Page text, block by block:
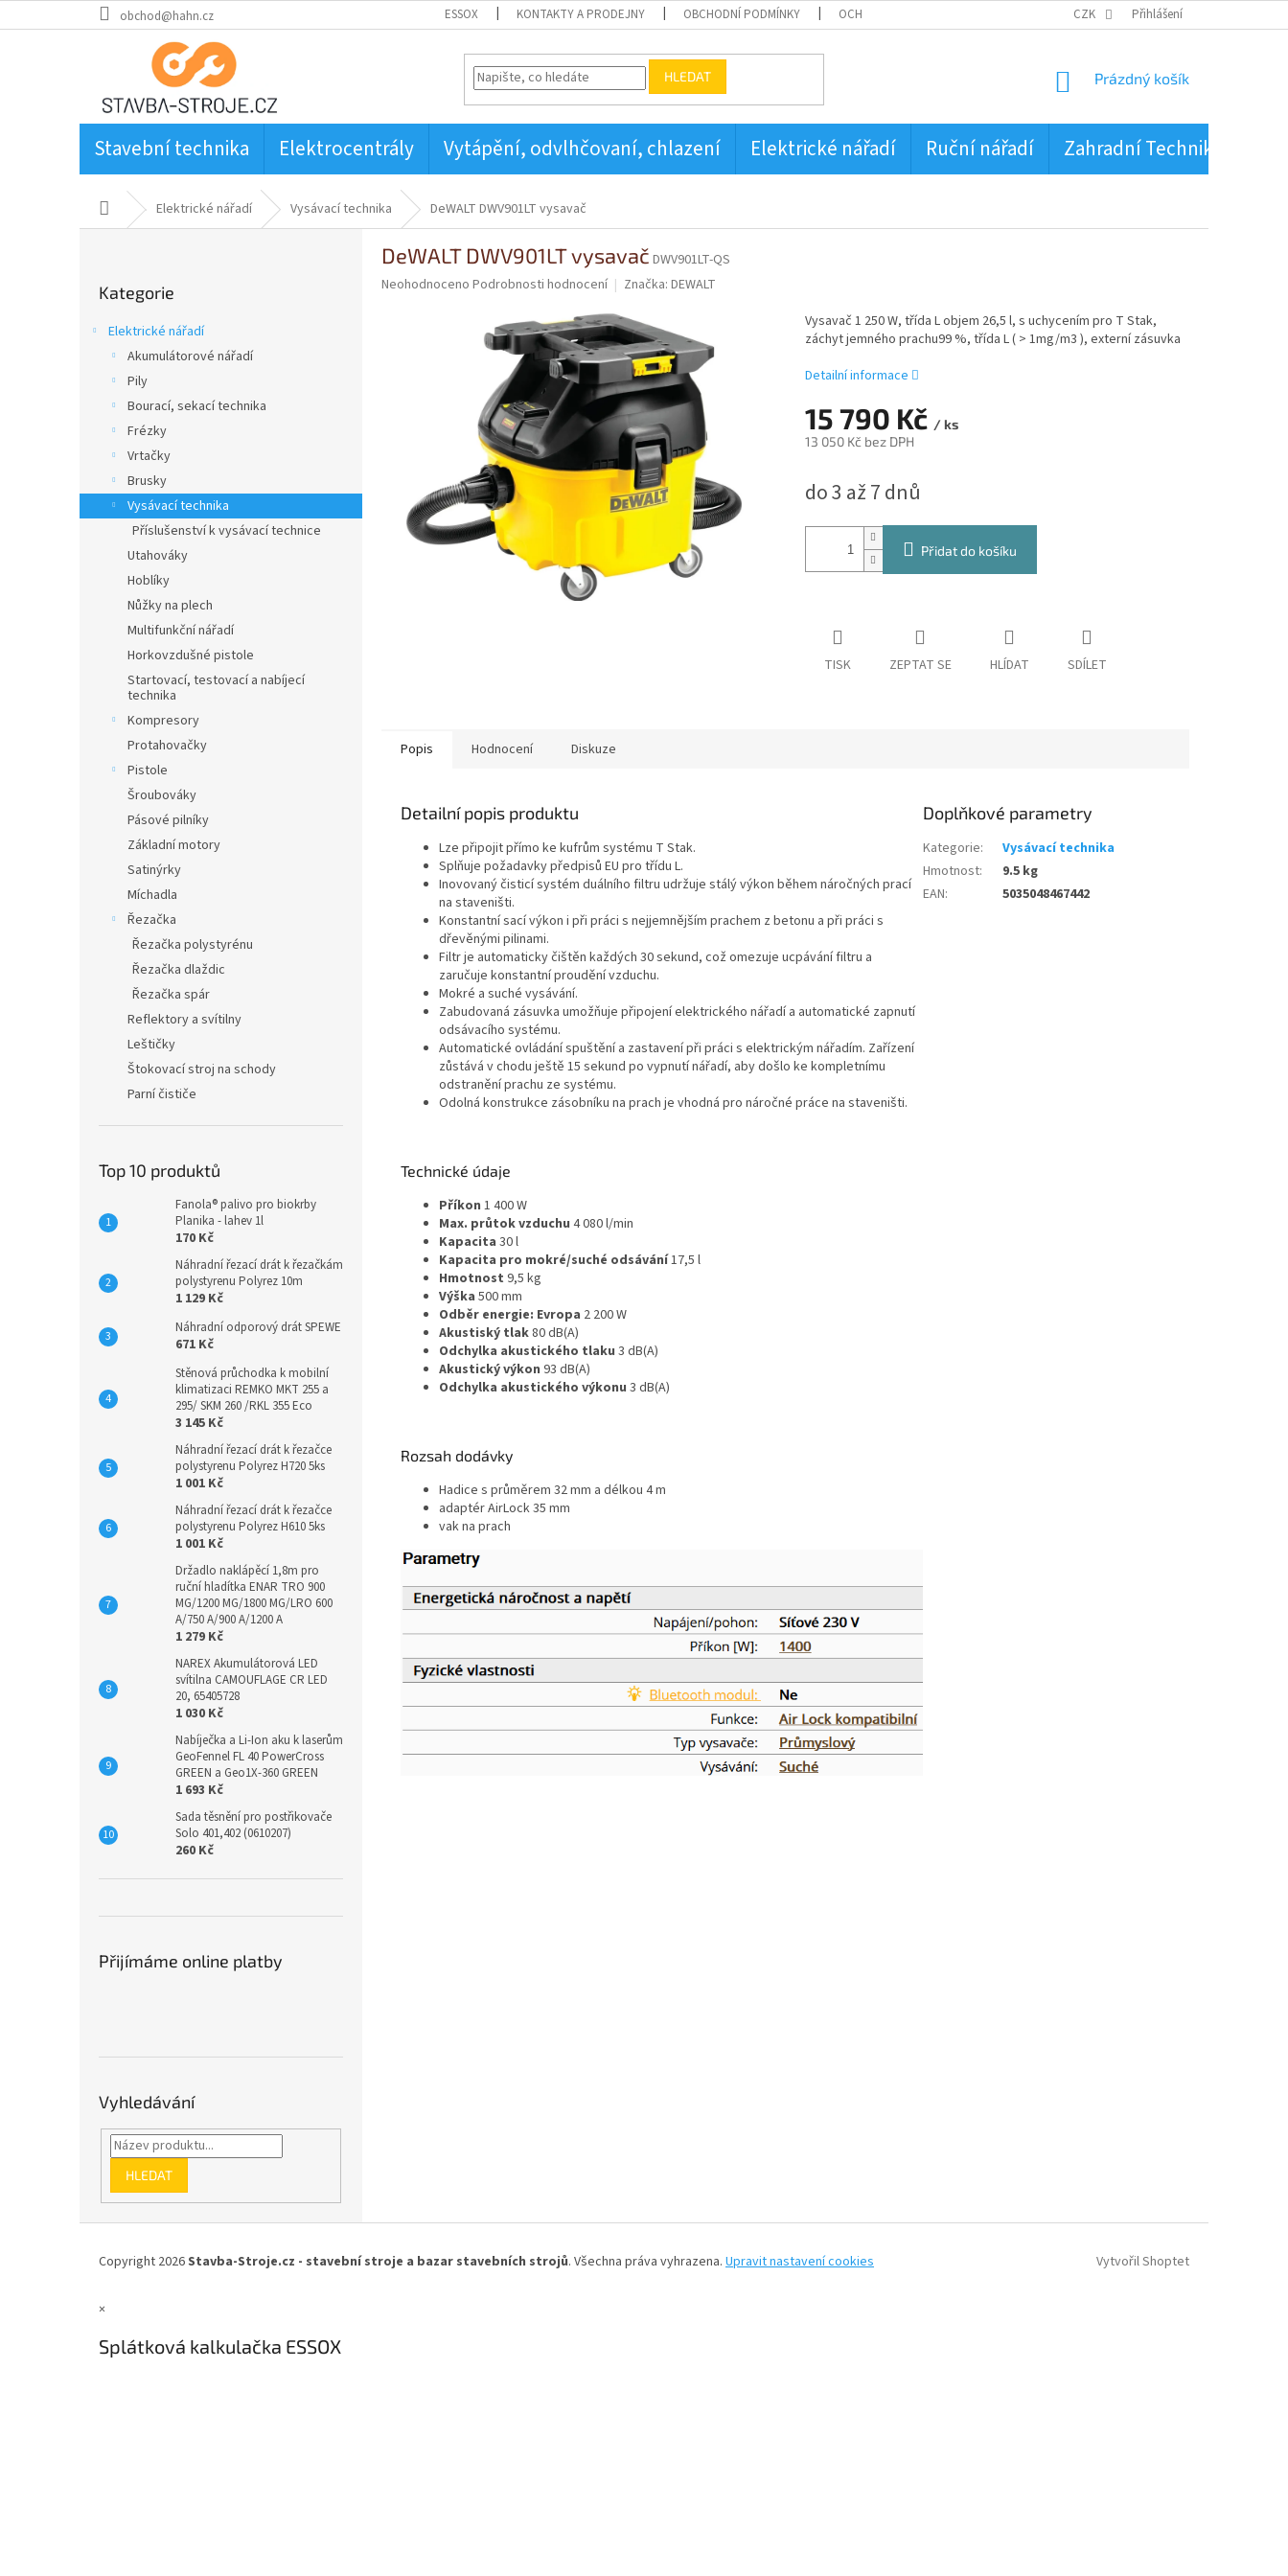
na
obchod@hahn.cz ESSOX KONTAKTY A PRODEJNY OBCHODNÍ PODMÍNKY OCHRANA OSOBNÍCH ÚDAJŮ CZK Přihlášení
HLEDAT
NÁKUPNÍ
Prázdný košík
Stavební technika Elektrocentrály Vytápění, odvlhčovaní, chlazení Elektrické nářadí Ruční nářadí Zahradní Technika
Domů Elektrické nářadí Vysávací technika DeWALT DWV901LT vysavač
e
l
kategorie
Kategorie
Elektrické nářadí
Akumulátorové nářadí
Pily
Bourací, sekací technika
Frézky
Vrtačky
Brusky
Vysávací technika
Příslušenství k vysávací technice
Utahováky
Hoblíky
Nůžky na plech
Multifunkční nářadí
Horkovzdušné pistole
Startovací, testovací a nabíjecí
technika
Kompresory
Protahovačky
Pistole
Šroubováky
Pásové pilníky
Základní motory
Satinýrky
Míchadla
Řezačka
Řezačka polystyrénu
Řezačka dlaždic
Řezačka spár
Reflektory a svítilny
Leštičky
Štokovací stroj na schody
Parní čističe
Top 10 produktů
Fanola® palivo pro biokrby
Planika - lahev 1l
170 Kč
Náhradní řezací drát k řezačkám
polystyrenu Polyrez 10m
1 129 Kč
Náhradní odporový drát SPEWE
671 Kč
Stěnová průchodka k mobilní
klimatizaci REMKO MKT 255 a
295/ SKM 260 /RKL 355 Eco
3 145 Kč
Náhradní řezací drát k řezačce
polystyrenu Polyrez H720 5ks
1 001 Kč
Náhradní řezací drát k řezačce
polystyrenu Polyrez H610 5ks
1 001 Kč
Držadlo naklápěcí 1,8m pro
ruční hladítka ENAR TRO 900
MG/1200 MG/1800 MG/LRO 600
A/750 A/900 A/1200 A
1 279 Kč
NAREX Akumulátorová LED
svítilna CAMOUFLAGE CR LED
20, 65405728
1 030 Kč
Nabíječka a Li-Ion aku k laserům
GeoFennel FL 40 PowerCross
GREEN a Geo1X-360 GREEN
1 693 Kč
Sada těsnění pro postřikovače
Solo 401,402 (0610207)
260 Kč
Přijímáme online platby
Vyhledávání
HLEDAT
DeWALT DWV901LT vysavač DWV901LT-QS
Průměrné
Neohodnoceno Podrobnosti hodnocení Značka: DEWALT
15 790 Kč / ks
13 050 Kč bez DPH
cena:
do 3 až 7 dnů
Přidat do košíku
Vysavač 1 250 W, třída L objem 26,5 l, s uchycením pro T Stak,
záchyt jemného prachu99 %, třída L ( > 1mg/m3 ), externí zásuvka
Detailní informace
TISK ZEPTAT SE HLÍDAT SDÍLET
Popis Hodnocení Diskuze
Detailní popis produktu
Lze připojit přímo ke kufrům systému T Stak.
Splňuje požadavky předpisů EU pro třídu L.
Inovovaný čisticí systém duálního filtru udržuje stálý výkon během náročných prací
na staveništi.
Konstantní sací výkon i při práci s nejjemnějším prachem z betonu a při práci s
dřevěnými pilinami.
Filtr je automaticky čištěn každých 30 sekund, což omezuje ucpávání filtru a
zaručuje konstantní proudění vzduchu.
Mokré a suché vysávání.
Zabudovaná zásuvka umožňuje připojení elektrického nářadí a automatické zapnutí
odsávacího systému.
Automatické ovládání spuštění a zastavení při práci s elektrickým nářadím. Zařízení
zůstává v chodu ještě 15 sekund po vypnutí nářadí, aby došlo ke kompletnímu
odstranění prachu ze systému.
Odolná konstrukce zásobníku na prach je vhodná pro náročné práce na staveništi.
Technické údaje
Příkon 1 400 W
Max. průtok vzduchu 4 080 l/min
Kapacita 30 l
Kapacita pro mokré/suché odsávání17,5 l
Hmotnost 9,5 kg
Výška 500 mm
Odběr energie: Evropa 2 200 W
Akustiský tlak80 dB(A)
Odchylka akustického tlaku 3 dB(A)
Akustický výkon 93 dB(A)
Odchylka akustického výkonu 3 dB(A)
Rozsah dodávky
Hadice s průměrem 32 mm a délkou 4 m
adaptér AirLock 35 mm
vak na prach
Doplňkové parametry
Kategorie:
Vysávací technika
Hmotnost:
9.5 kg
EAN: 5035048467442
Vytvořil Shoptet
Copyright 2026Stavba-Stroje.cz - stavební stroje a bazar stavebních strojů. Všechna práva vyhrazena. Upravit nastavení cookies
×
Splátková kalkulačka ESSOX